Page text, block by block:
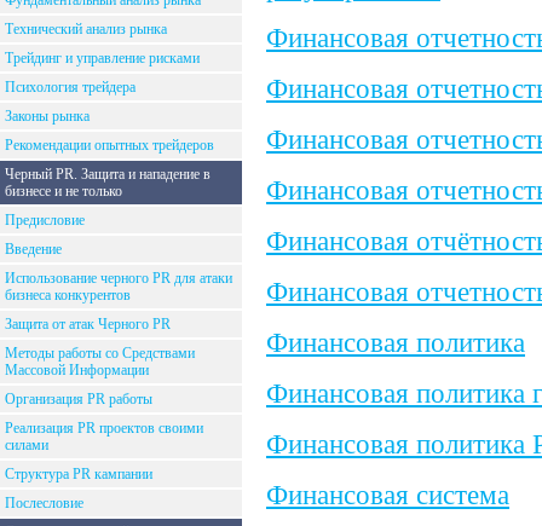
Технический анализ рынка
Трейдинг и управление рисками
Психология трейдера
Законы рынка
Рекомендации опытных трейдеров
Черный PR. Защита и нападение в
бизнесе и не только
Предисловие
Введение
Использование черного PR для атаки
бизнеса конкурентов
Защита от атак Черного PR
Методы работы со Средствами
Массовой Информации
Организация PR работы
Реализация PR проектов своими
силами
Структура PR кампании
Послесловие
Финансовая
Финансовая
Финансовая
Финансовая
Финансовая
Финансовая
Финансовая политика
Финансовая политика
Финансовая политика
Финансовая система